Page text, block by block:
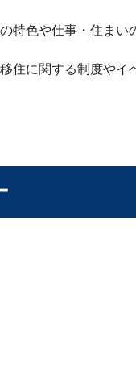
特色や仕事・住まい
住に関する制度やイ